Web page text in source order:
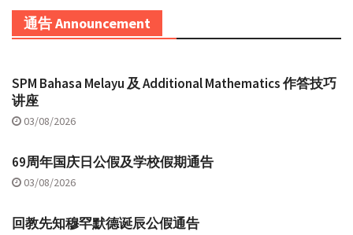
通告 Announcement
SPM Bahasa Melayu 及 Additional Mathematics 作答技巧
讲座
03/08/2026
69周年国庆日公假及学校假期通告
03/08/2026
回教先知穆罕默德诞辰公假通告